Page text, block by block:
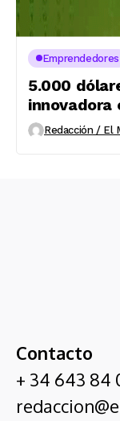
Emprendedores
5.000
innovadora
Redacción / El
Contacto
+ 34 643 84